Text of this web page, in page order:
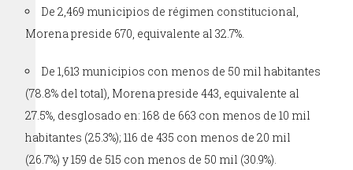
De 2,469 municipios de régimen constitucional,
Morena preside 670, equivalente al 32.7%.
De 1,613 municipios con menos de 50 mil habitantes
(78.8% del total), Morena preside 443, equivalente al
27.5%, desglosado en: 168 de 663 con menos de 10 mil
habitantes (25.3%); 116 de 435 con menos de 20 mil
(26.7%) y 159 de 515 con menos de 50 mil (30.9%).